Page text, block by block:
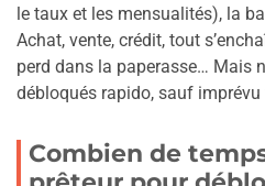
le taux et les mensualités), la
Achat, vente, crédit, tout
perd dans la paperasse… Mais
débloqués rapido, sauf
Combien de